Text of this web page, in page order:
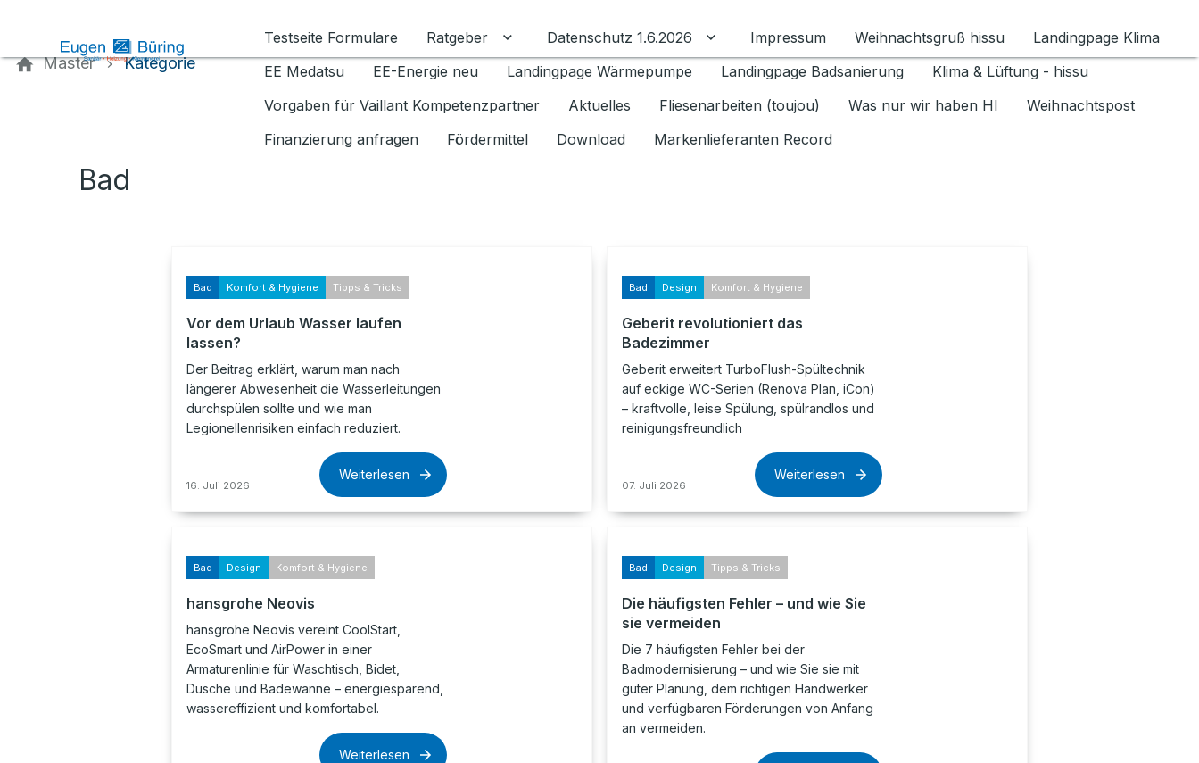
Testseite Formulare
Ratgeber Untermenü für Ratgeber umschalten
Datenschutz 1.6.2026 Untermenü für Datenschutz 1.6.2026 umschalten
Impressum Weihnachtsgruß hissu
Landingpage Klima
EE Medatsu
EE-Energie neu Landingpage Wärmepumpe Landingpage Badsanierung
Klima & Lüftung - hissu
Vorgaben für Vaillant Kompetenzpartner
Aktuelles Fliesenarbeiten (toujou) Was nur wir haben HI
Weihnachtspost
Finanzierung anfragen
Fördermittel Download Markenlieferanten Record
Master Kategorie
Bad
Bad Komfort & Hygiene Tipps & Tricks
Vor dem Urlaub Wasser laufen
lassen?
Der Beitrag erklärt, warum man nach
längerer Abwesenheit die Wasserleitungen
durchspülen sollte und wie man
Legionellenrisiken einfach reduziert.
16. Juli 2026
Weiterlesen
Bad Design Komfort & Hygiene
Geberit revolutioniert das
Badezimmer
Geberit erweitert TurboFlush-Spültechnik
auf eckige WC-Serien (Renova Plan, iCon)
– kraftvolle, leise Spülung, spülrandlos und
reinigungsfreundlich
07. Juli 2026
Weiterlesen
Bad Design Komfort & Hygiene
hansgrohe Neovis
hansgrohe Neovis vereint CoolStart,
EcoSmart und AirPower in einer
Armaturenlinie für Waschtisch, Bidet,
Dusche und Badewanne – energiesparend,
wassereffizient und komfortabel.
Weiterlesen
Bad Design Tipps & Tricks
Die häufigsten Fehler – und wie Sie
sie vermeiden
Die 7 häufigsten Fehler bei der
Badmodernisierung – und wie Sie sie mit
guter Planung, dem richtigen Handwerker
und verfügbaren Förderungen von Anfang
an vermeiden.